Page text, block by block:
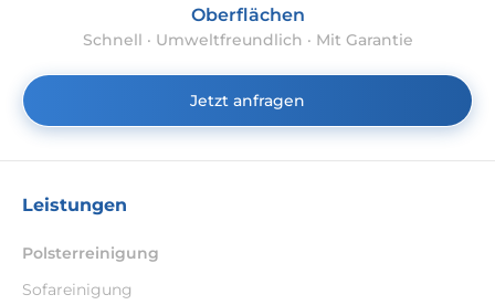
Oberflächen
Schnell · Umweltfreundlich · Mit Garantie
Jetzt anfragen
Leistungen
Polsterreinigung
Sofareinigung